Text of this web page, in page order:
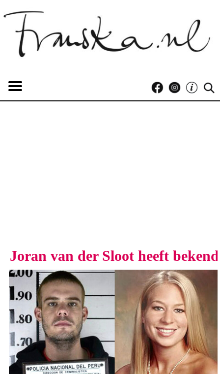
Joran van der Sloot heeft bekend